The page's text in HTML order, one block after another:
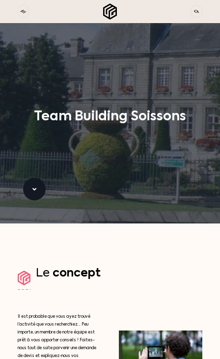
TeamBuildingSoissons
Le concept
Il est probable que vous ayez trouvé
l’activité que vous recherchiez… Peu
importe, un membre de notre équipe est
prêt à vous apporter conseils ! Faites-
nous tout de suite parvenir une demande
de devis et expliquez-nous vos